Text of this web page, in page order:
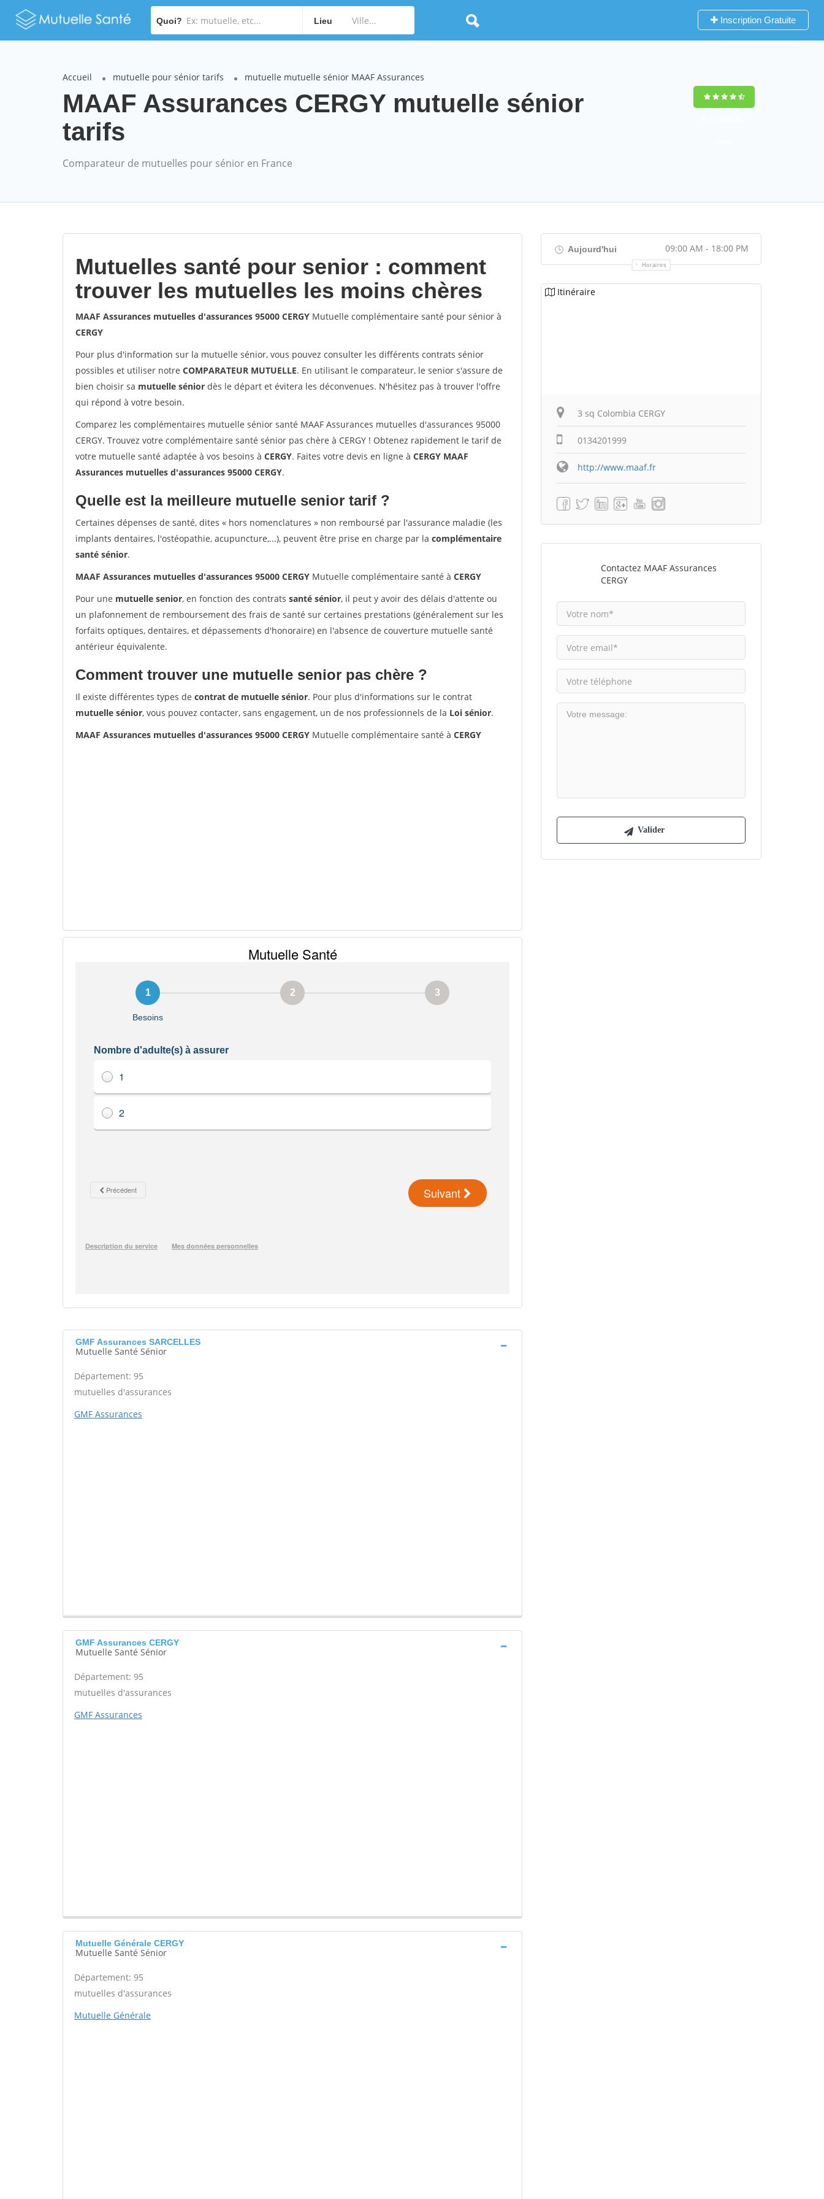
Quoi? Lieu Inscription Gratuite
Accueil mutuelle pour sénior tarifs mutuelle mutuelle sénior MAAF Assurances
MAAF Assurances CERGY mutuelle sénior
tarifs
Comparateur de mutuelles pour sénior en France
Mutuelles santé pour senior : comment
trouver les mutuelles les moins chères
MAAF Assurances mutuelles d'assurances 95000 CERGY Mutuelle complémentaire santé pour sénior à
CERGY
Pour plus d'information sur la mutuelle sénior, vous pouvez consulter les différents contrats sénior
possibles et utiliser notre COMPARATEUR MUTUELLE. En utilisant le comparateur, le senior s'assure de
bien choisir sa mutuelle sénior dès le départ et évitera les déconvenues. N'hésitez pas à trouver l'offre
qui répond à votre besoin.
Comparez les complémentaires mutuelle sénior santé MAAF Assurances mutuelles d'assurances 95000
CERGY. Trouvez votre complémentaire santé sénior pas chère à CERGY ! Obtenez rapidement le tarif de
votre mutuelle santé adaptée à vos besoins à CERGY. Faites votre devis en ligne à CERGY MAAF
Assurances mutuelles d'assurances 95000 CERGY.
Quelle est la meilleure mutuelle senior tarif ?
Certaines dépenses de santé, dites « hors nomenclatures » non remboursé par l'assurance maladie (les
implants dentaires, l'ostéopathie, acupuncture,...), peuvent être prise en charge par la complémentaire
santé sénior.
MAAF Assurances mutuelles d'assurances 95000 CERGY Mutuelle complémentaire santé à CERGY
Pour une mutuelle senior, en fonction des contrats santé sénior, il peut y avoir des délais d'attente ou
un plafonnement de remboursement des frais de santé sur certaines prestations (généralement sur les
forfaits optiques, dentaires, et dépassements d'honoraire) en l'absence de couverture mutuelle santé
antérieur équivalente.
Comment trouver une mutuelle senior pas chère ?
Il existe différentes types de contrat de mutuelle sénior. Pour plus d'informations sur le contrat
mutuelle sénior, vous pouvez contacter, sans engagement, un de nos professionnels de la Loi sénior.
MAAF Assurances mutuelles d'assurances 95000 CERGY Mutuelle complémentaire santé à CERGY
GMF Assurances SARCELLES
Mutuelle Santé Sénior
Département: 95
mutuelles d'assurances
GMF Assurances
GMF Assurances CERGY
Mutuelle Santé Sénior
Département: 95
mutuelles d'assurances
GMF Assurances
Mutuelle Générale CERGY
Mutuelle Santé Sénior
Département: 95
mutuelles d'assurances
Mutuelle Générale
Aujourd'hui 09:00 AM - 18:00 PM
Horaires
Itinéraire
3 sq Colombia CERGY
0134201999
http://www.maaf.fr
Contactez MAAF Assurances
CERGY